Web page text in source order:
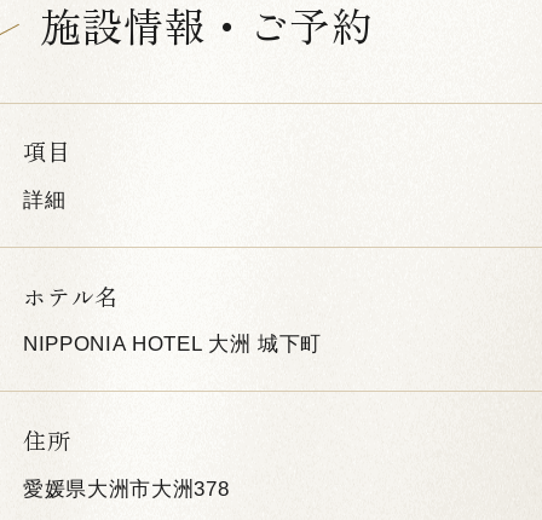
施設情報・ご予約
項目
詳細
ホテル名
NIPPONIA HOTEL 大洲 城下町
住所
愛媛県大洲市大洲378